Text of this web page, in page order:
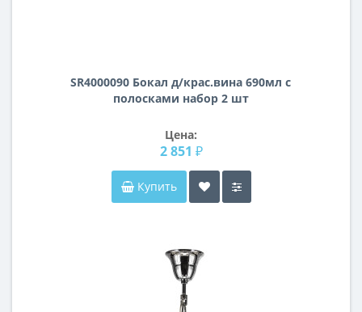
SR4000090 Бокал д/крас.вина 690мл с
полосками набор 2 шт
Цена:
2 851 ₽
Купить